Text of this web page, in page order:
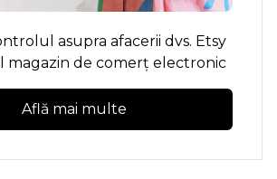
asupra afacerii dvs. Etsy
magazin de comerț electronic
Află mai multe